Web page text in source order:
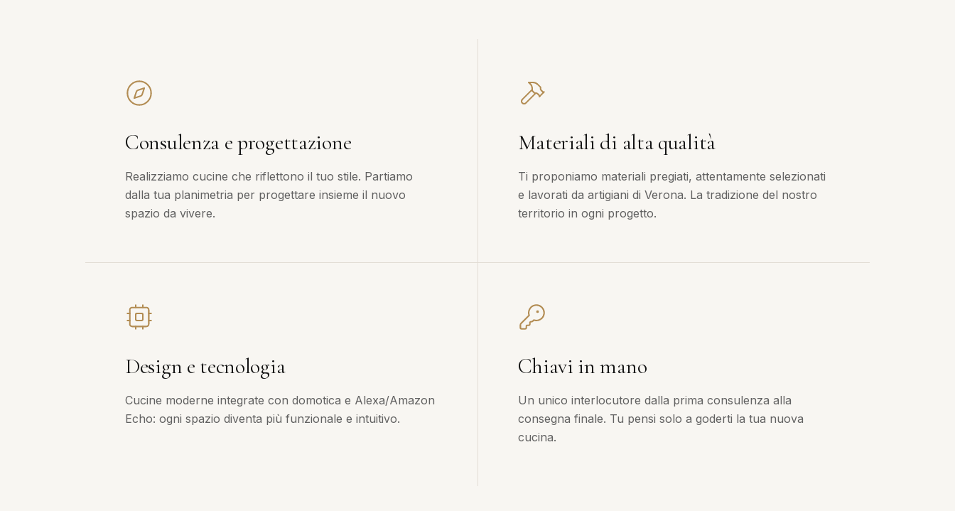
Consulenza e progettazione
Realizziamo cucine che riflettono il tuo stile. Partiamo
dalla tua planimetria per progettare insieme il nuovo
spazio da vivere.
Materiali di alta qualità
Ti proponiamo materiali pregiati, attentamente selezionati
e lavorati da artigiani di Verona. La tradizione del nostro
territorio in ogni progetto.
Design e tecnologia
Cucine moderne integrate con domotica e Alexa/Amazon
Echo: ogni spazio diventa più funzionale e intuitivo.
Chiavi in mano
Un unico interlocutore dalla prima consulenza alla
consegna finale. Tu pensi solo a goderti la tua nuova
cucina.